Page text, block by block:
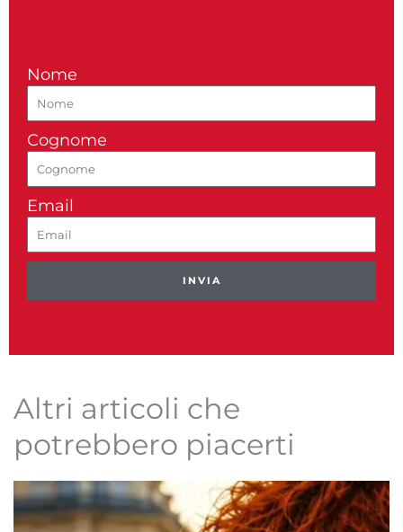
Nome
Cognome
Email
INVIA
Altri articoli che
potrebbero piacerti